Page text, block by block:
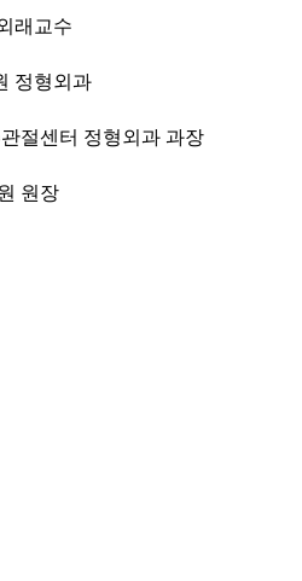
래교수
정형외과
절센터 정형외과 과장
원장